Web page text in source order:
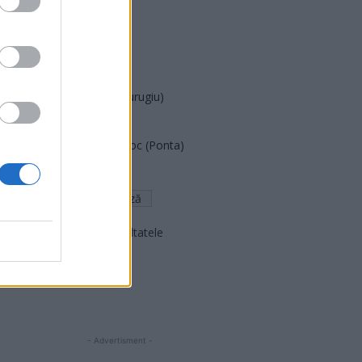
PNȚCD (Pavelescu)
PNCR (Terheș)
Partidul Patrioților (Surugiu)
FAR (Coarnă)
România pe Primul Loc (Ponta)
Altul
Arată rezultatele
- Advertisment -